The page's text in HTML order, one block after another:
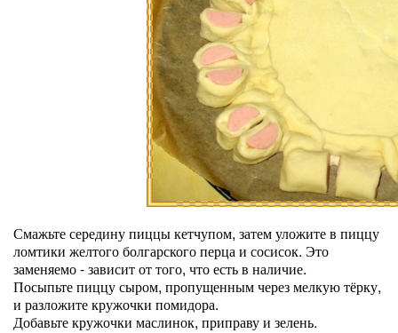
Смажьте середину пиццы кетчупом, затем уложите в пиццу
ломтики желтого болгарского перца и сосисок. Это
заменяемо - зависит от того, что есть в наличие.
Посыпьте пиццу сыром, пропущенным через мелкую тёрку,
и разложите кружочки помидора.
Добавьте кружочки маслинок, приправу и зелень.